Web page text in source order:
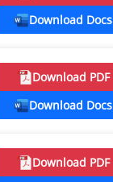
Download Docs
Download PDF
Download Docs
Download PDF